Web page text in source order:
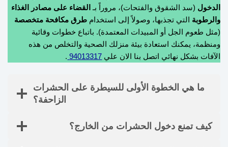
الدخول (سد الشقوق والفتحات)، مروراً بـ القضاء على مصادر الغذاء
والرطوبة التي تجذبها، وصولاً إلى استخدام طرق مكافحة متخصصة
(مثل طعوم الجل أو المبيدات المعتمدة). باتباع خطوات وقائية
ومنظمة، يمكنك استعادة بيئة منزلك الصحية والتخلص من هذه
الآفات بشكل نهائي اتصل بنا الان علي 94013317
.
ما هي الخطوة الأولى للسيطرة على الحشرات
الزاحفة؟
كيف تمنع دخول الحشرات من الخارج؟